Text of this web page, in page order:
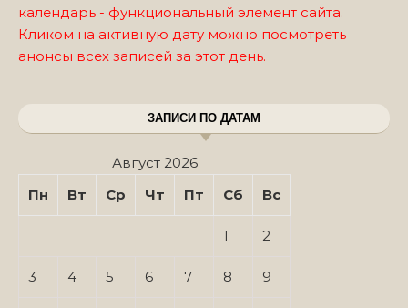
календарь - функциональный элемент сайта.
Кликом на активную дату можно посмотреть
анонсы всех записей за этот день.
ЗАПИСИ ПО ДАТАМ
Август 2026
Пн
Вт Ср Чт Пт Сб Вс
1 2
3 4 5 6 7 8 9